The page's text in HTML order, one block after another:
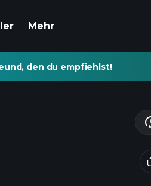
Mehr
den du empfiehlst!